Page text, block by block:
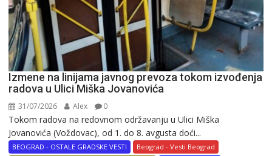
Izmene na linijama javnog prevoza tokom izvođenja
radova u Ulici Miška Jovanovića
31/07/2026 Alex 0
Tokom radova na redovnom održavanju u Ulici Miška
Jovanovića (Voždovac), od 1. do 8. avgusta doći...
BEOGRAD - OSTALE GRADSKE VESTI
Beograd - Vesti Beograd